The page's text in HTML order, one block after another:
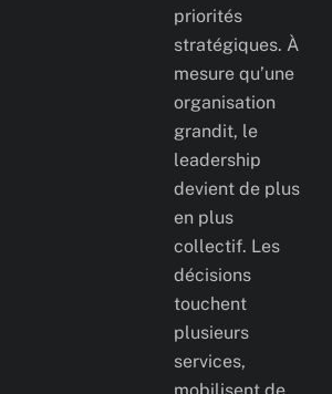
priorités
stratégiques. À
mesure qu’une
organisation
grandit, le
leadership
devient de plus
en plus
collectif. Les
décisions
touchent
plusieurs
services,